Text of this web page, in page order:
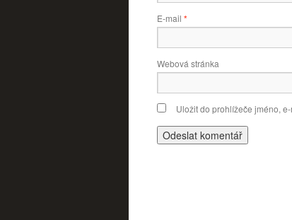
E-mail *
Webová stránka
Uložit do prohlížeče jméno,